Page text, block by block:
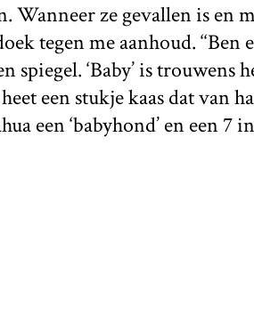
ze gevallen is en
tegen me aanhoud. ‘‘Ben
spiegel. ‘Baby’ is trouwens
een stukje kaas dat van
een ‘babyhond’ en een 7